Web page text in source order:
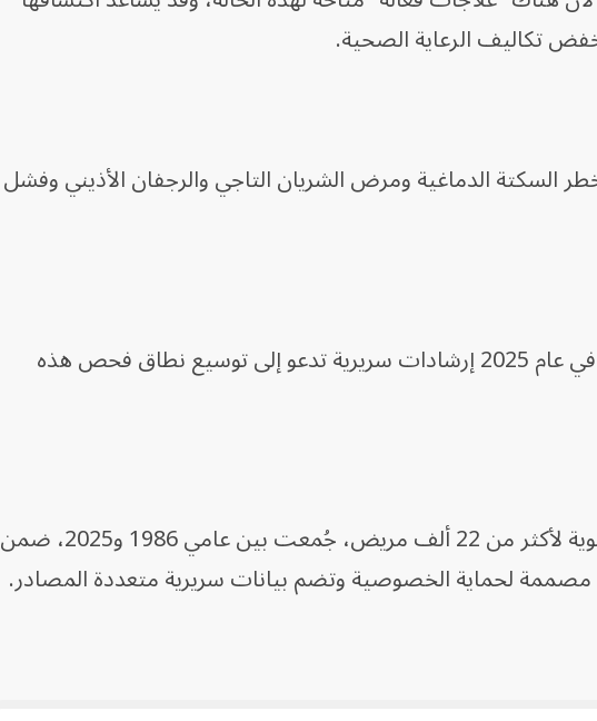
تكاليف الرعاية الصحية.
خطر السكتة الدماغية ومرض الشريان التاجي والرجفان الأذيني وفشل
وكانت جمعية الغدد الصماء أصدرت في عام 2025 إرشادات سريرية تدعو إلى توسيع نطاق فحص هذه
واستخدم الباحثون بيانات مجهولة الهوية لأكثر من 22 ألف مريض، جُمعت بين عامي 1986 و2025، ضمن
لحماية الخصوصية وتضم بيانات سريرية متعددة المصادر.